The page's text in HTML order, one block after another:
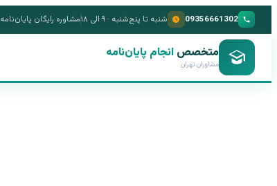
09356661302 شنبه تا پنج‌شنبه · ۹ الی ۱۸ مشاوره رایگان پایان‌نامه
متخصص انجام پایان‌نامه
مشاوران تهران